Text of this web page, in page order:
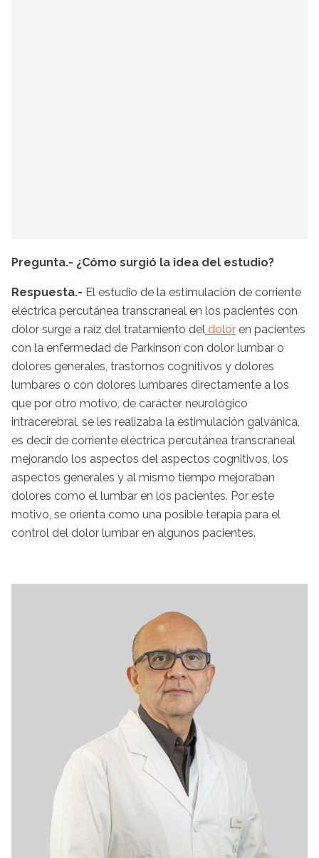
Pregunta.- ¿Cómo surgió la idea del estudio?
Respuesta.- El estudio de la estimulación de corriente
eléctrica percutánea transcraneal en los pacientes con
dolor surge a raíz del tratamiento del dolor en pacientes
con la enfermedad de Parkinson con dolor lumbar o
dolores generales, trastornos cognitivos y dolores
lumbares o con dolores lumbares directamente a los
que por otro motivo, de carácter neurológico
intracerebral, se les realizaba la estimulación galvánica,
es decir de corriente eléctrica percutánea transcraneal
mejorando los aspectos del aspectos cognitivos, los
aspectos generales y al mismo tiempo mejoraban
dolores como el lumbar en los pacientes. Por este
motivo, se orienta como una posible terapia para el
control del dolor lumbar en algunos pacientes.